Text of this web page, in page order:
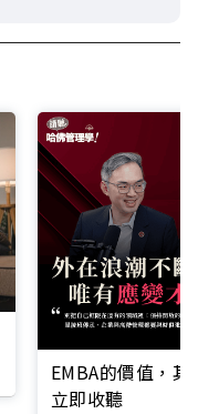
EMBA的價值，
立即收聽